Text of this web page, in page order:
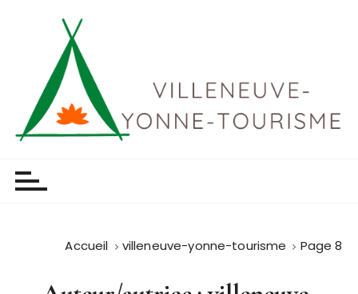
Accueil villeneuve-yonne-tourisme Page 8